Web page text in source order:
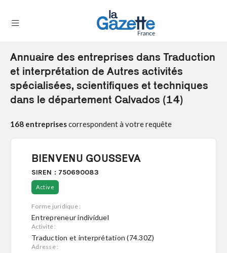
THÉMATIQUES
RÉGIONS
TENDANCES
GAZETTE
Se
connecter
S'abonner
Annuaire des entreprises dans Traduction
et interprétation de Autres activités
spécialisées, scientifiques et techniques
dans le département Calvados (14)
168 entreprisescorrespondent à votre requête
BIENVENU GOUSSEVA
SIREN : 750690083
Active
Forme juridique :
Entrepreneur individuel
Activité :
Traduction et interprétation (74.30Z)
Adresse :